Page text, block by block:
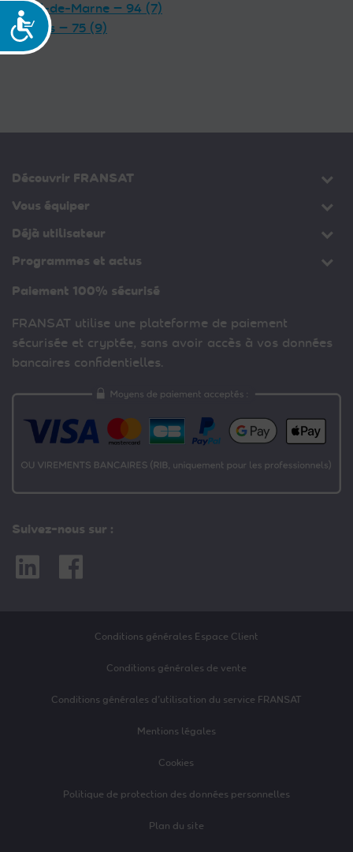
Accessibilité
Val-de-Marne — 94 (7)
Paris — 75 (9)
Découvrir FRANSAT
Vous équiper
Déjà utilisateur
Programmes et actus
Paiement 100% sécurisé
FRANSAT utilise une plateforme de paiement
sécurisée et cryptée, sans avoir accès à vos données
bancaires confidentielles.
Suivez-nous sur :
LinkedinFacebook
Conditions générales Espace Client
Conditions générales de vente
Conditions générales d’utilisation du service FRANSAT
Mentions légales
Cookies
Politique de protection des données personnelles
Plan du site